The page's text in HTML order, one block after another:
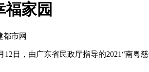
家园
都市网
由广东省民政厅指导的2021“南粤慈